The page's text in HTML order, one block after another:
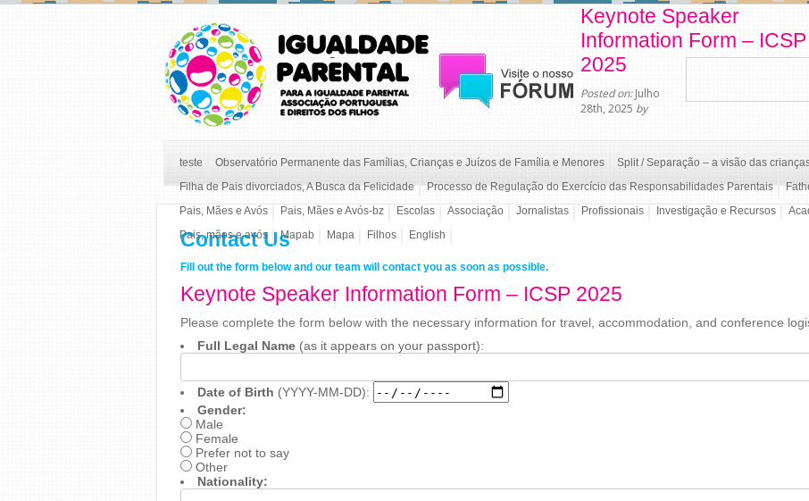
teste Observatório Permanente das Famílias, Crianças e Juízos de Família e Menores Split / Separação – a visão das
Filha de Pais divorciados, A Busca da Felicidade
Processo de Regulação do Exercício das Responsabilidades Parentais
Pais, Mães e Avós
Pais, Mães e Avós-bz Escolas Associação Jornalistas Profissionais Investigação e Recursos
Pais, mães e avós
Mapab Mapa Filhos English
Keynote Speaker
Information Form – ICSP
2025
Posted on:Julho
28th, 2025 by
Contact Us
Fill out the form below and our team will contact you as soon as possible.
Keynote
Speaker
Form
ICSP
Keynote Speaker Information Form – ICSP 2025
Please complete the form below with the necessary information for travel, accommodation, and conference
Full Legal Name(as it appears on your passport):
Date of Birth (YYYY-MM-DD):
Gender:
Male
Female
Prefer not to say
Other
Nationality: